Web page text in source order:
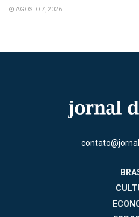
AGOSTO 7, 2026